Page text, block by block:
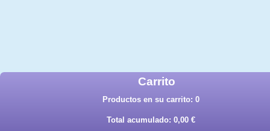
Carrito
Productos en su carrito: 0
Total acumulado: 0,00 €